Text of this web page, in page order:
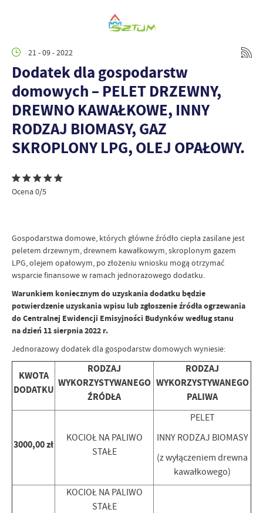
21 - 09 - 2022
Dodatek dla gospodarstw
domowych – PELET DRZEWNY,
DREWNO KAWAŁKOWE, INNY
RODZAJ BIOMASY, GAZ
SKROPLONY LPG, OLEJ OPAŁOWY.
Ocena 0/5
Gospodarstwa domowe, których główne źródło ciepła zasilane jest
peletem drzewnym, drewnem kawałkowym, skroplonym gazem
LPG, olejem opałowym, po złożeniu wniosku mogą otrzymać
wsparcie finansowe w ramach jednorazowego dodatku.
Warunkiem koniecznym do uzyskania dodatku będzie
potwierdzenie uzyskania wpisu lub zgłoszenie źródła ogrzewania
do Centralnej Ewidencji Emisyjności Budynków według stanu
na dzień 11 sierpnia 2022 r.
Jednorazowy dodatek dla gospodarstw domowych wyniesie:
KWOTA
DODATKU
RODZAJ
WYKORZYSTYWANEGO
ŹRÓDŁA
RODZAJ
WYKORZYSTYWANEGO
PALIWA
3000,00 zł
KOCIOŁ NA PALIWO
STAŁE
PELET
INNY RODZAJ BIOMASY
(z wyłączeniem drewna
kawałkowego)
KOCIOŁ NA PALIWO
STAŁE